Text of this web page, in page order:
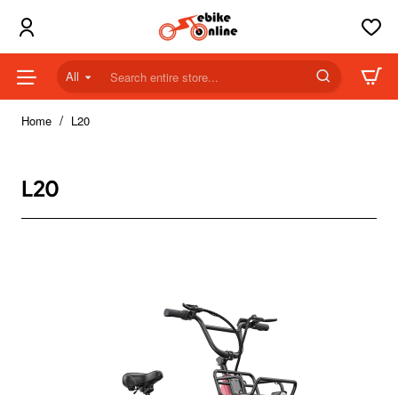
All
Search
entire
store...
Home homeL20
L20